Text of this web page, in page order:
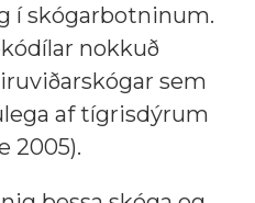
í skógarbotninum.
nokkuð
sem
af tígrisdýrum
2005).